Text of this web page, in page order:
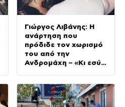
Γιώργος Λιβάνης: Η
ανάρτηση που
πρόδιδε τον χωρισμό
του από την
Ανδρομάχη – «Κι εσύ